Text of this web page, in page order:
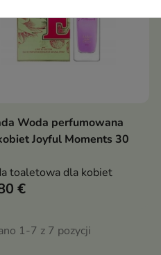
Pokaż szczegóły
Woda perfumowana
Joyful Moments 30
toaletowa dla kobiet
€
1-7 z 7 pozycji